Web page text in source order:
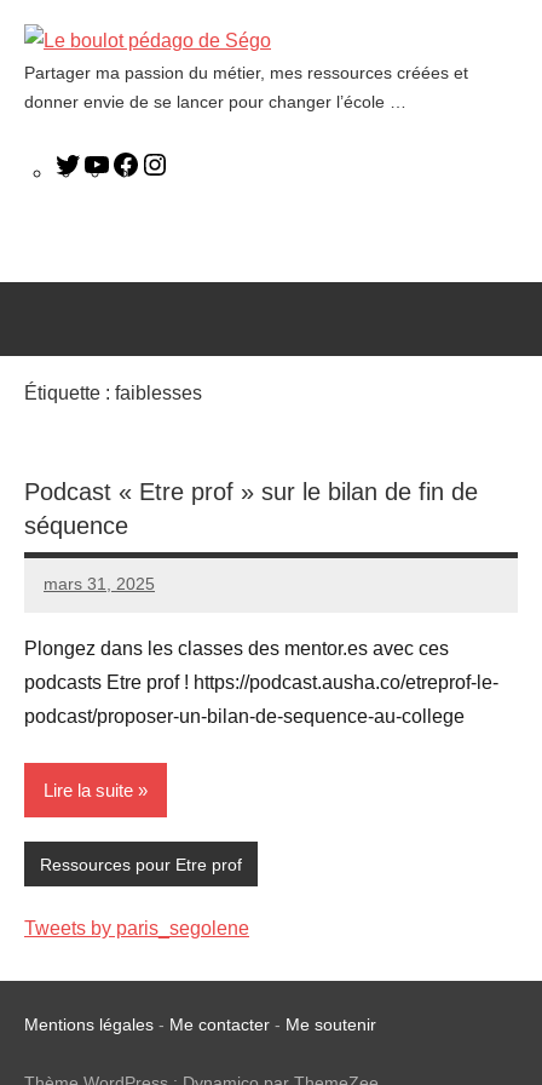
Le
boulot
Partager ma passion du métier, mes ressources créées et
donner envie de se lancer pour changer l’école …
Étiquette : faiblesses
Podcast « Etre prof » sur le bilan de fin de
séquence
mars 31, 2025
Seg0_La_Vraie
Aucun
Plongez dans les classes des mentor.es avec ces
podcasts Etre prof ! https://podcast.ausha.co/etreprof-le-
podcast/proposer-un-bilan-de-sequence-au-college
Lire la suite
Ressources pour Etre prof
Tweets by paris_segolene
Mentions légales - Me contacter - Me soutenir